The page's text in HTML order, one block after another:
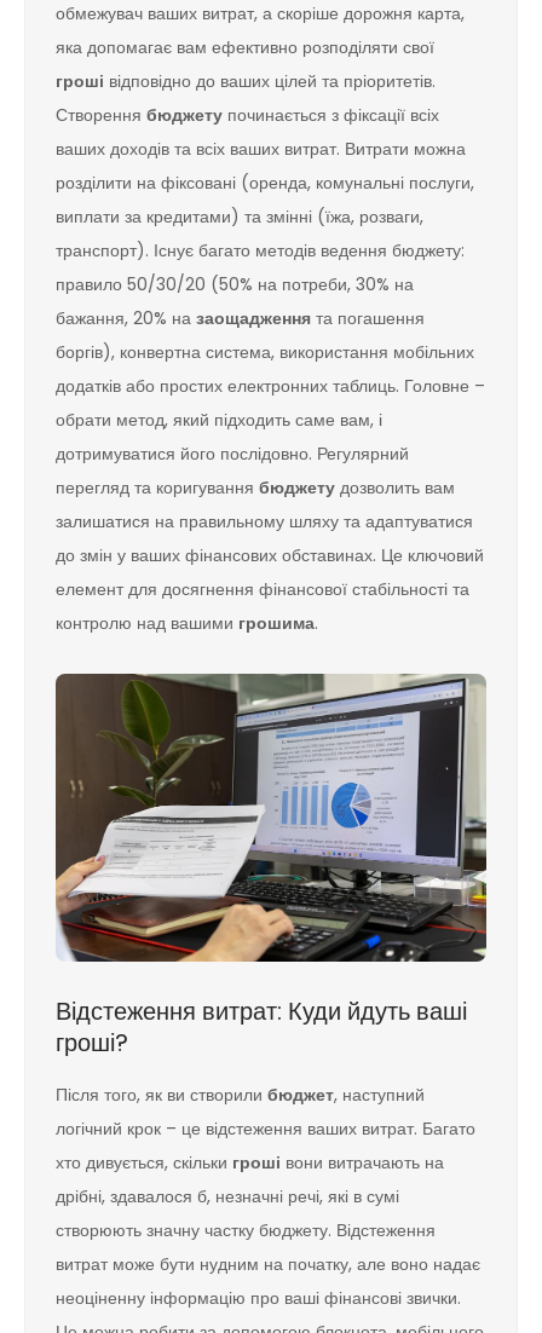
обмежувач ваших витрат, а скоріше дорожня карта,
яка допомагає вам ефективно розподіляти свої
гроші відповідно до ваших цілей та пріоритетів.
Створення бюджету починається з фіксації всіх
ваших доходів та всіх ваших витрат. Витрати можна
розділити на фіксовані (оренда, комунальні послуги,
виплати за кредитами) та змінні (їжа, розваги,
транспорт). Існує багато методів ведення бюджету:
правило 50/30/20 (50% на потреби, 30% на
бажання, 20% на заощадження та погашення
боргів), конвертна система, використання мобільних
додатків або простих електронних таблиць. Головне –
обрати метод, який підходить саме вам, і
дотримуватися його послідовно. Регулярний
перегляд та коригування бюджету дозволить вам
залишатися на правильному шляху та адаптуватися
до змін у ваших фінансових обставинах. Це ключовий
елемент для досягнення фінансової стабільності та
контролю над вашими грошима.
Відстеження витрат: Куди йдуть ваші
гроші?
Після того, як ви створили бюджет, наступний
логічний крок – це відстеження ваших витрат. Багато
хто дивується, скільки гроші вони витрачають на
дрібні, здавалося б, незначні речі, які в сумі
створюють значну частку бюджету. Відстеження
витрат може бути нудним на початку, але воно надає
неоціненну інформацію про ваші фінансові звички.